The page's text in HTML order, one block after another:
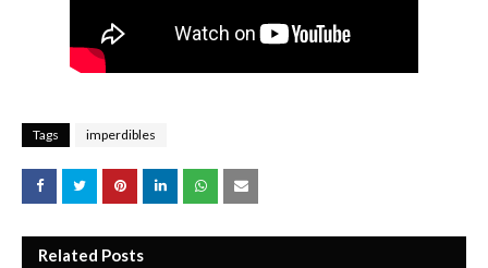
Tags imperdibles
Related Posts